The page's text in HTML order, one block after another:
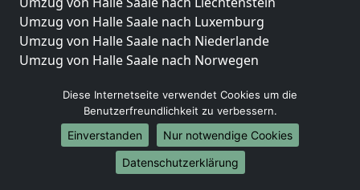
Umzug von Halle Saale nach Luxemburg
Umzug von Halle Saale nach Niederlande
Umzug von Halle Saale nach Norwegen
Umzüge-Deutschlandweit
Umzug von Halle Saale nach Berlin
Umzug von Halle Saale nach Hamburg
Umzug von Halle Saale nach München
Umzug von Halle Saale nach Köln
Diese Internetseite verwendet Cookies um die
Benutzerfreundlichkeit zu verbessern.
Einverstanden
Nur notwendige Cookies
Datenschutzerklärung